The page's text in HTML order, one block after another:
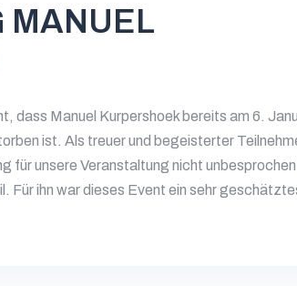
MANUEL
dass Manuel Kurpershoek bereits am 6.
ist. Als treuer und begeisterter
für unsere Veranstaltung nicht unbesprochen
Für ihn war dieses Event ein sehr